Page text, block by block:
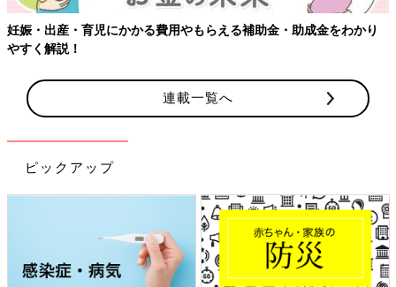
妊娠・出産・育児にかかる費用やもらえる補助金・助成金をわかり
やすく解説！
連載一覧へ
ピックアップ